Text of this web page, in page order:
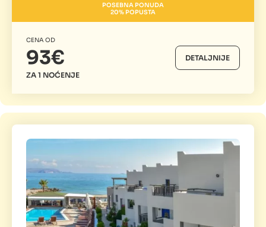
POSEBNA PONUDA
20% POPUSTA
CENA OD
93€
ZA 1 NOĆENJE
DETALJNIJE